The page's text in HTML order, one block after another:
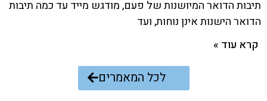
תיבות הדואר המיושנות של פעם, מודגש מייד עד כמה תיבות
הדואר הישנות אינן נוחות, ועד
קרא עוד »
לכל המאמרים